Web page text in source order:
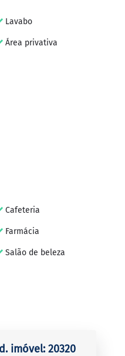
Lavabo
Área privativa
Cafeteria
Farmácia
Salão de beleza
imóvel: 20320